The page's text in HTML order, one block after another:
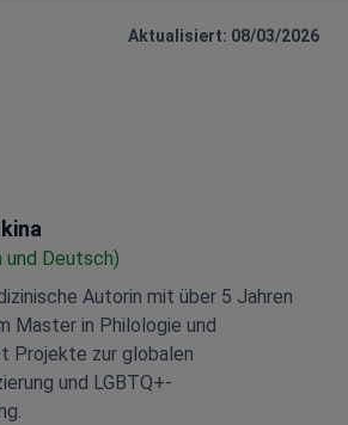
Aktualisiert: 08/03/2026
und Deutsch)
Autorin mit über 5 Jahren
Master in Philologie und
Projekte zur globalen
und LGBTQ+-